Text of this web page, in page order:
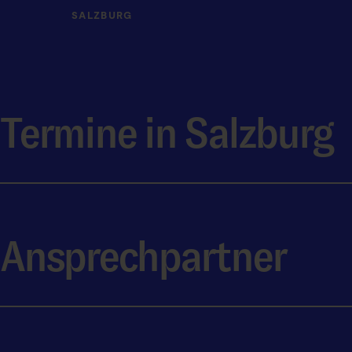
Termine, Vorbereitung und
SALZBURG
Termine in Salzburg
Ansprechpartner